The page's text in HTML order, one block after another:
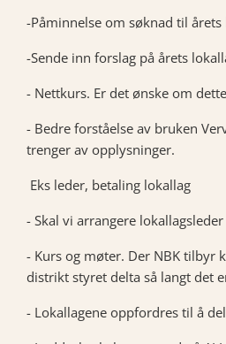
-Påminnelse om søknad til årets
-Sende inn forslag på årets
- Nettkurs. Er det ønske om
- Bedre forståelse av bruken
trenger av opplysninger.
Eks leder, betaling lokallag
- Skal vi arrangere
- Kurs og møter. Der NBK tilbyr
distrikt styret delta så langt det
- Lokallagene oppfordres til å